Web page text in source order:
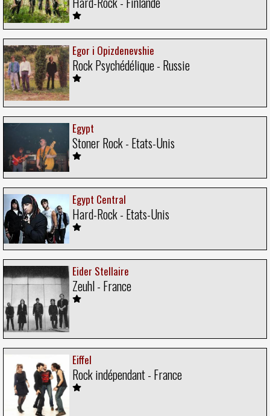
Egor i Opizdenevshie
Rock Psychédélique - Russie
Egypt
Stoner Rock - Etats-Unis
Egypt Central
Hard-Rock - Etats-Unis
Eider Stellaire
Zeuhl - France
Eiffel
Rock indépendant - France